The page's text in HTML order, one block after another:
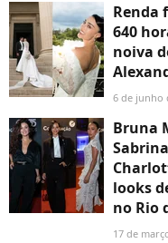
Renda
640
noiva
6 de junho
Bruna
looks
no Rio
17 de